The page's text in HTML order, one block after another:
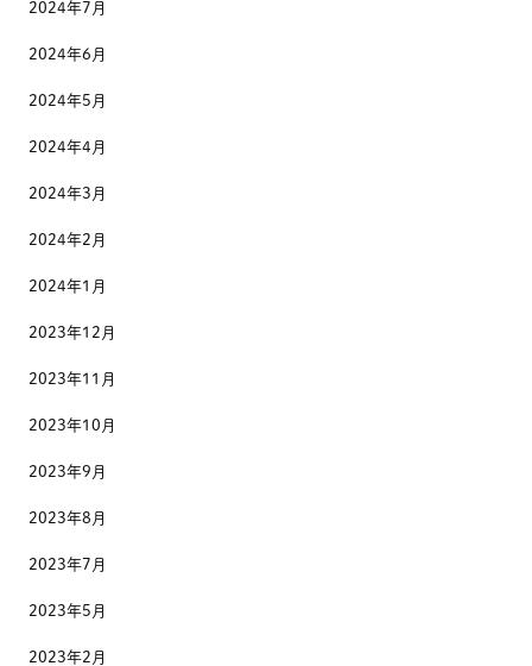
2024年7月
2024年6月
2024年5月
2024年4月
2024年3月
2024年2月
2024年1月
2023年12月
2023年11月
2023年10月
2023年9月
2023年8月
2023年7月
2023年5月
2023年2月